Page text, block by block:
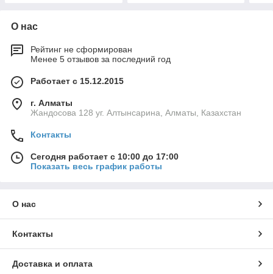
О нас
Рейтинг не сформирован
Менее 5 отзывов за последний год
Работает с 15.12.2015
г. Алматы
Жандосова 128 уг. Алтынсарина, Алматы, Казахстан
Контакты
Сегодня работает с 10:00 до 17:00
Показать весь график работы
О нас
Контакты
Доставка и оплата